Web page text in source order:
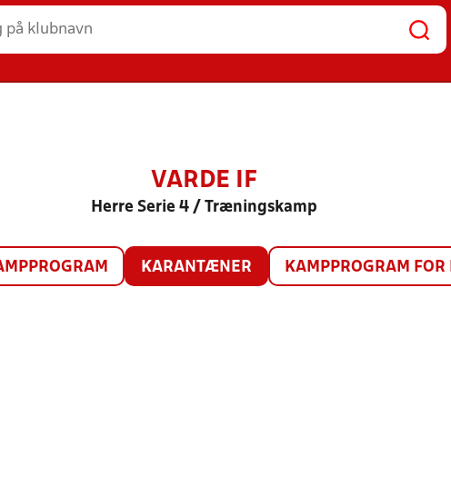
VARDE IF
Herre Serie 4 / Træningskamp
KARANTÆNER KAMPPROGRAM FOR